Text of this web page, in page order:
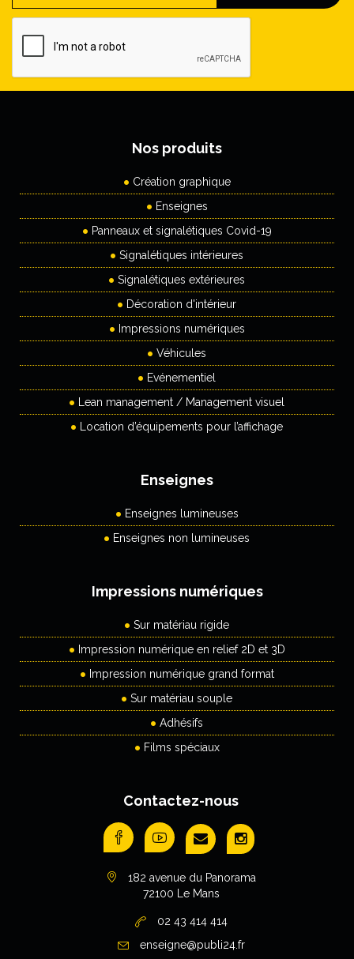
Nos produits
Création graphique
Enseignes
Panneaux et signalétiques Covid-19
Signalétiques intérieures
Signalétiques extérieures
Décoration d'intérieur
Impressions numériques
Véhicules
Evénementiel
Lean management / Management visuel
Location d’équipements pour l’affichage
Enseignes
Enseignes lumineuses
Enseignes non lumineuses
Impressions numériques
Sur matériau rigide
Impression numérique en relief 2D et 3D
Impression numérique grand format
Sur matériau souple
Adhésifs
Films spéciaux
Contactez-nous
182 avenue du Panorama
72100 Le Mans
02 43 414 414
enseigne@publi24.fr